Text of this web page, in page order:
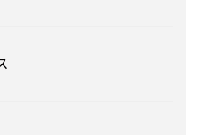
ー(60x84)
ターも作れます。
飾れば宣伝効果UP!
ー(84x60)
ターも作れます。
飾れば宣伝効果UP!